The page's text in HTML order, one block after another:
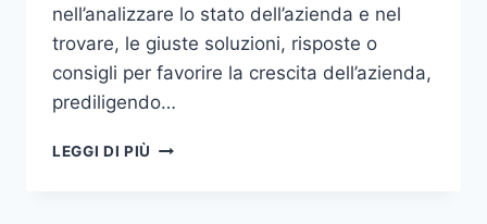
nell’analizzare lo stato dell’azienda e nel
trovare, le giuste soluzioni, risposte o
consigli per favorire la crescita dell’azienda,
prediligendo…
LEGGI DI PIÙ IL